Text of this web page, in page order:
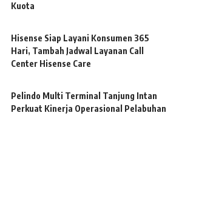
Kuota
Hisense Siap Layani Konsumen 365
Hari, Tambah Jadwal Layanan Call
Center Hisense Care
Pelindo Multi Terminal Tanjung Intan
Perkuat Kinerja Operasional Pelabuhan